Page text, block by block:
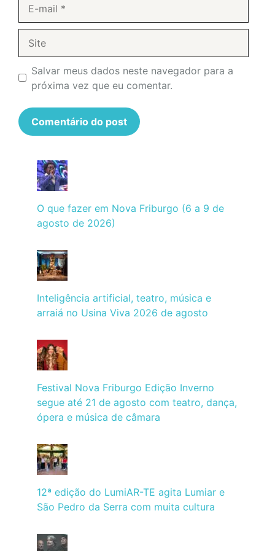
mail
Salvar meus dados neste navegador para a
próxima vez que eu comentar.
O que fazer em Nova Friburgo (6 a 9 de
agosto de 2026)
Inteligência artificial, teatro, música e
arraiá no Usina Viva 2026 de agosto
Festival Nova Friburgo Edição Inverno
segue até 21 de agosto com teatro, dança,
ópera e música de câmara
12ª edição do LumiAR-TE agita Lumiar e
São Pedro da Serra com muita cultura